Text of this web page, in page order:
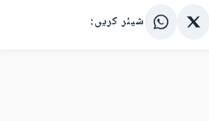
شیئر کریں: